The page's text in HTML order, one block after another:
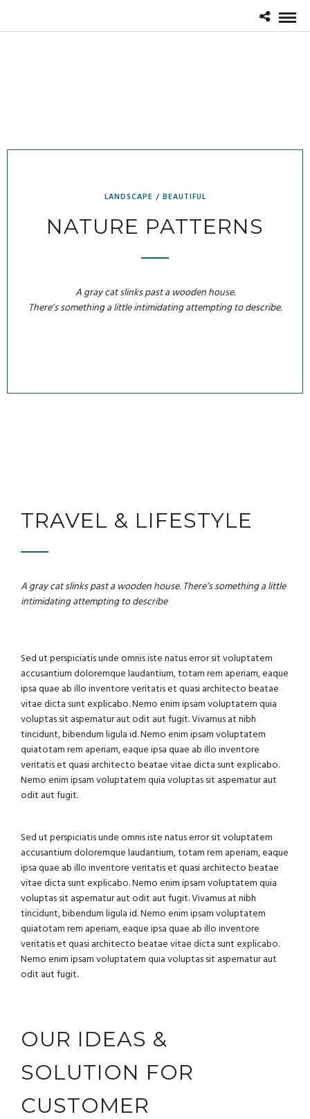
LANDSCAPE / BEAUTIFUL
NATURE PATTERNS
A gray cat slinks past a wooden house.
There’s something a little intimidating attempting to describe.
TRAVEL & LIFESTYLE
A gray cat slinks past a wooden house. There’s something a little
intimidating attempting to describe
Sed ut perspiciatis unde omnis iste natus error sit voluptatem
accusantium doloremque laudantium, totam rem aperiam, eaque
ipsa quae ab illo inventore veritatis et quasi architecto beatae
vitae dicta sunt explicabo. Nemo enim ipsam voluptatem quia
voluptas sit aspernatur aut odit aut fugit. Vivamus at nibh
tincidunt, bibendum ligula id. Nemo enim ipsam voluptatem
quiatotam rem aperiam, eaque ipsa quae ab illo inventore
veritatis et quasi architecto beatae vitae dicta sunt explicabo.
Nemo enim ipsam voluptatem quia voluptas sit aspernatur aut
odit aut fugit.
Sed ut perspiciatis unde omnis iste natus error sit voluptatem
accusantium doloremque laudantium, totam rem aperiam, eaque
ipsa quae ab illo inventore veritatis et quasi architecto beatae
vitae dicta sunt explicabo. Nemo enim ipsam voluptatem quia
voluptas sit aspernatur aut odit aut fugit. Vivamus at nibh
tincidunt, bibendum ligula id. Nemo enim ipsam voluptatem
quiatotam rem aperiam, eaque ipsa quae ab illo inventore
veritatis et quasi architecto beatae vitae dicta sunt explicabo.
Nemo enim ipsam voluptatem quia voluptas sit aspernatur aut
odit aut fugit.
OUR IDEAS &
SOLUTION FOR
CUSTOMER